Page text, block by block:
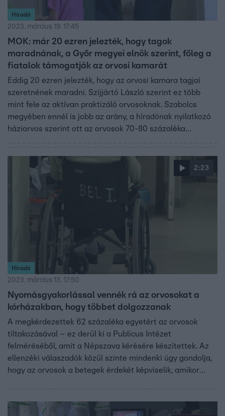
Híradó
2023. március 19. 17:45
MOK: már 20 ezren jelezték, hogy tagok
maradnának, a Győr megyei elnök szerint, főleg a
fiatalok támogatják az orvosi kamarát
Eddig 20 ezren jelezték, hogy az orvosi kamara tagjai
szeretnének maradni. Szijjártó László szerint ez több
mint fele az aktívan praktizáló orvosoknak. Szabolcs
megyében ennél is jobb az arány, a híradónak nyilatkozó
háziorvos szerint ott az orvosok 70-80 százaléka
2:23
Híradó
2023. március 13. 17:50
Nyomásgyakorlással vennék rá az orvosokat a
kórházakban, hogy többet dolgozzanak
A megkérdezettek 62 százaléka egyetért az orvosok
tiltakozásával – ez derül ki a Publicus Intézet
felméréséből, amit a Népszava kérésére készítettek. Az
ellenzéki válaszadók közül szinte mindenki úgy gondolja,
hogy az orvosok a betegek érdekét képviselik, amikor
megyei kórházból érkezett olyan hír, hogy